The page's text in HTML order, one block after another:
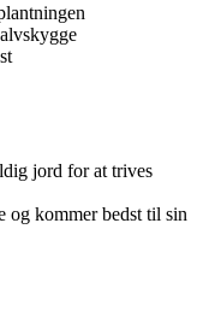
jord for at trives
kommer bedst til sin